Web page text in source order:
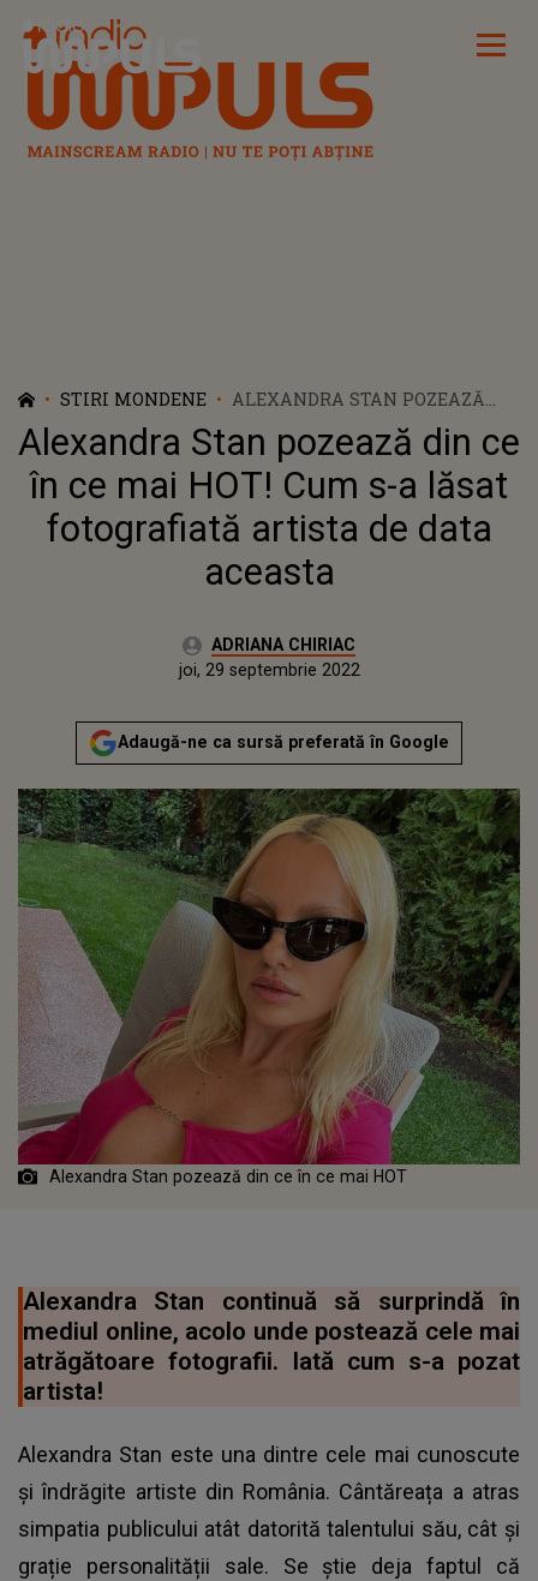
Radio Impuls
STIRI MONDENE
ALEXANDRA STAN POZEAZĂ
DIN CE ÎN CE MAI HOT! CUM S-A
LĂSAT FOTOGRAFIATĂ ARTISTA
DE DATA ACEASTA
Alexandra Stan pozează din ce
în ce mai HOT! Cum s-a lăsat
fotografiată artista de data
aceasta
Autor:ADRIANA CHIRIAC
joi, 29 septembrie 2022Actualizat:
joi, 29 septembrie 2022
Adaugă-ne ca sursă preferată în Google
Alexandra Stan pozează din ce în ce mai HOT
Alexandra Stan continuă să surprindă în
mediul online, acolo unde postează cele mai
atrăgătoare fotografii. Iată cum s-a pozat
artista!
Alexandra Stan este una dintre cele mai cunoscute
și îndrăgite artiste din România. Cântăreața a atras
simpatia publicului atât datorită talentului său, cât și
grație personalității sale. Se știe deja faptul că